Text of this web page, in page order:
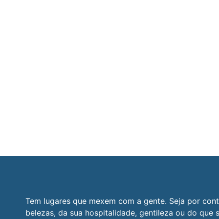
Tem lugares que mexem com a gente. Seja por
belezas, da sua hospitalidade, gentileza ou do que